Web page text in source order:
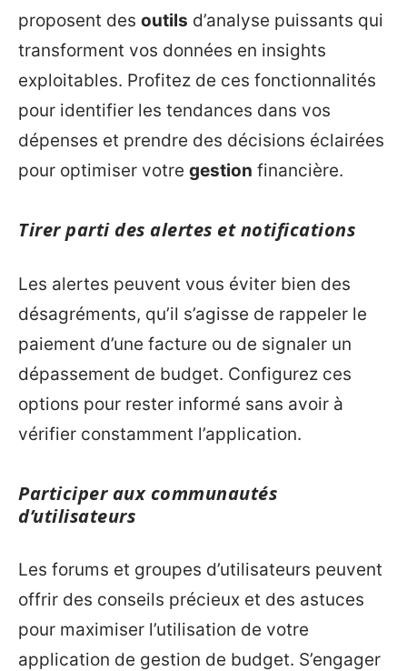
proposent des outils d’analyse puissants qui
transforment vos données en insights
exploitables. Profitez de ces fonctionnalités
pour identifier les tendances dans vos
dépenses et prendre des décisions éclairées
pour optimiser votre gestion financière.
Tirer parti des alertes et notifications
Les alertes peuvent vous éviter bien des
désagréments, qu’il s’agisse de rappeler le
paiement d’une facture ou de signaler un
dépassement de budget. Configurez ces
options pour rester informé sans avoir à
vérifier constamment l’application.
Participer aux communautés
d’utilisateurs
Les forums et groupes d’utilisateurs peuvent
offrir des conseils précieux et des astuces
pour maximiser l’utilisation de votre
application de gestion de budget. S’engager